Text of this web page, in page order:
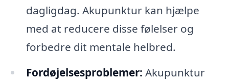
dagligdag. Akupunktur kan hjælpe
med at reducere disse følelser og
forbedre dit mentale helbred.
Fordøjelsesproblemer: Akupunktur